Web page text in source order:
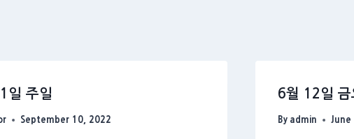
일 주일
September 10, 2022
6월 12일
By admin June